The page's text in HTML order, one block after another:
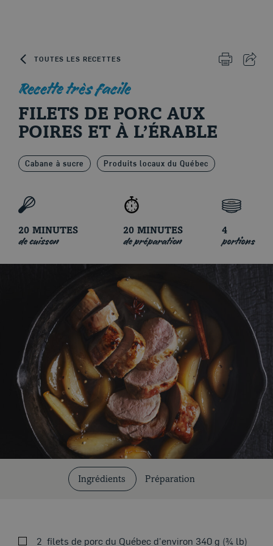
Le porc d'ici
Nos recettes
TOUTES LES RECETTES IMPRIMER
Recette très facile
FILETS DE PORC AUX
POIRES ET À L’ÉRABLE
Cabane à sucre Produits locaux du Québec
20 MINUTES
de cuisson
20 MINUTES
de préparation
4
portions
Ingrédients Préparation
2 filets de porc du Québec d'environ 340 g (¾ lb)